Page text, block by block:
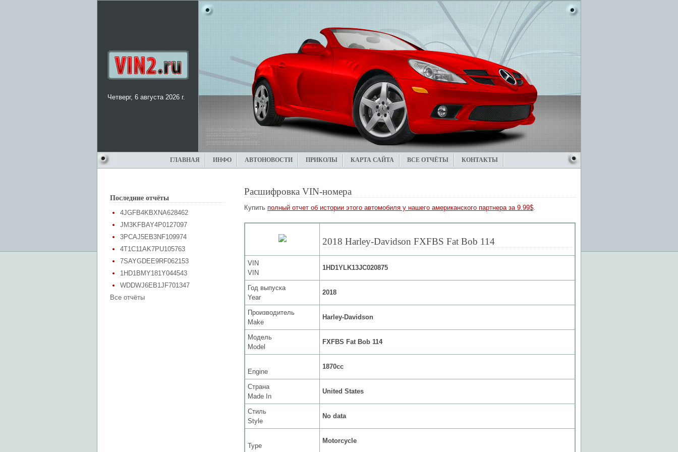
Четверг, 6 августа 2026 г.
ГЛАВНАЯ ИНФО АВТОНОВОСТИ ПРИКОЛЫ КАРТА САЙТА ВСЕ ОТЧЁТЫ КОНТАКТЫ
Последние отчёты
4JGFB4KBXNA628462
JM3KFBAY4P0127097
3PCAJ5EB3NF109974
4T1C11AK7PU105763
7SAYGDEE9RF062153
1HD1BMY181Y044543
WDDWJ6EB1JF701347
Все отчёты
Расшифровка VIN-номера
Купить полный отчет об истории этого автомобиля у нашего американского партнера за 9.99$.
2018 Harley-Davidson FXFBS Fat Bob 114
VIN
VIN
1HD1YLK13JC020875
Год выпуска
Year
2018
Производитель
Make
Harley-Davidson
Модель
Model
FXFBS Fat Bob 114
Engine
1870cc
Страна
Made In
United States
Стиль
Style
No data
Type
Motorcycle